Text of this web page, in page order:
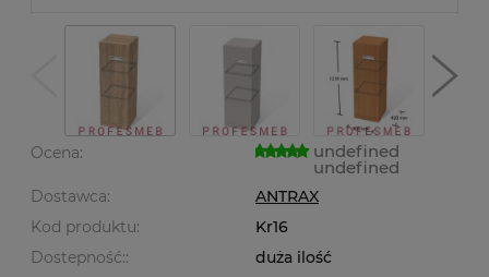
Ocena: undefined
undefined
Dostawca:
ANTRAX
Kod produktu:
Kr16
Dostepność::
duża ilość